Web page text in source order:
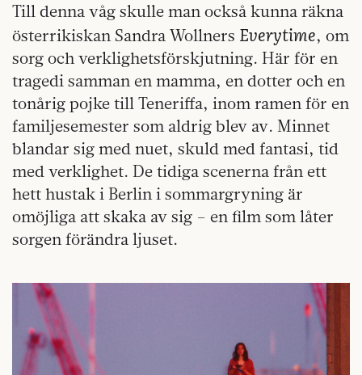
Till denna våg skulle man också kunna räkna
österrikiskan Sandra Wollners Everytime, om
sorg och verklighetsförskjutning. Här för en
tragedi samman en mamma, en dotter och en
tonårig pojke till Teneriffa, inom ramen för en
familjesemester som aldrig blev av. Minnet
blandar sig med nuet, skuld med fantasi, tid
med verklighet. De tidiga scenerna från ett
hett hustak i Berlin i sommargryning är
omöjliga att skaka av sig – en film som låter
sorgen förändra ljuset.